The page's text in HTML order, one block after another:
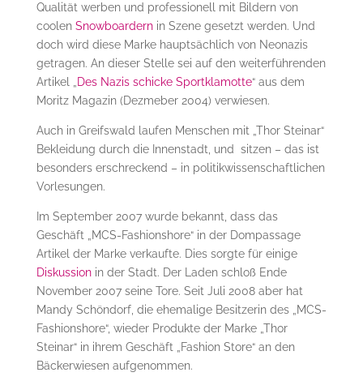
Qualität werben und professionell mit Bildern von
coolen Snowboardernin Szene gesetzt werden. Und
doch wird diese Marke hauptsächlich von Neonazis
getragen. An dieser Stelle sei auf den weiterführenden
Artikel „
Des Nazis schicke Sportklamotte“ aus dem
Moritz Magazin (Dezmeber 2004) verwiesen.
Auch in Greifswald laufen Menschen mit „Thor Steinar“
Bekleidung durch die Innenstadt, und sitzen – das ist
besonders erschreckend – in politikwissenschaftlichen
Vorlesungen.
Im September 2007 wurde bekannt, dass das
Geschäft „MCS-Fashionshore“ in der Dompassage
Artikel der Marke verkaufte. Dies sorgte für einige
Diskussionin der Stadt. Der Laden schloß Ende
November 2007 seine Tore. Seit Juli 2008 aber hat
Mandy Schöndorf, die ehemalige Besitzerin des „MCS-
Fashionshore“, wieder Produkte der Marke „Thor
Steinar“ in ihrem Geschäft „Fashion Store“ an den
Bäckerwiesen aufgenommen.